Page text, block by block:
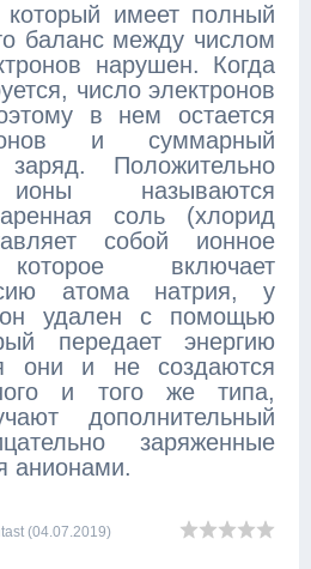
имеет полный
баланс между числом
нарушен. Когда
число электронов
в нем остается
и суммарный
заряд. Положительно
называются
соль (хлорид
собой ионное
включает
атома натрия, у
удален с помощью
передает энергию
они и не создаются
и того же типа,
дополнительный
заряженные
анионами.
(04.07.2019)